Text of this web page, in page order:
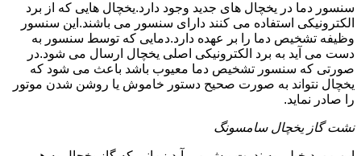
سنسور دما در یخچال های جدید وجود دارد.یخچال هایی که از برد
الکترونیکی استفاده می کنند دارای سنسور می باشند.این سنسور
وظیفه تشخیص دما را بر عهده دارد.دمایی که توسط سنسور به
دست می آید به برد الکترونیکی اصلی یخچال ارسال می شود.در
صورتی که سنسور تشخیص دما معیوب باشد باعث می شود که
یخچال نتواند به صورت صحیح دستور خاموش یا روشن شدن موتور
را صادر نماید.
نشت گاز یخچال سامسونگ